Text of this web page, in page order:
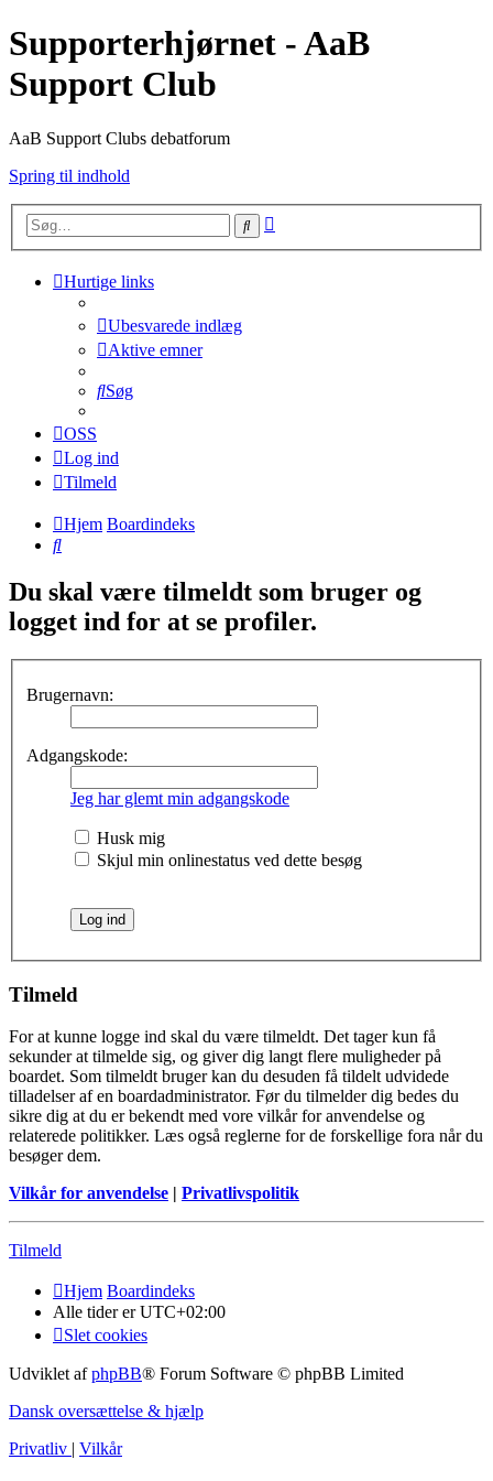
Supporterhjørnet - AaB
Support Club
AaB Support Clubs debatforum
Spring til indhold
Søg
Hurtige links
Ubesvarede indlæg
Aktive emner
Søg
OSS
Log ind
Tilmeld
Hjem Boardindeks
Søg
Du skal være tilmeldt som bruger og
logget ind for at se profiler.
Brugernavn:
Adgangskode:
Jeg har glemt min adgangskode
Husk mig
Skjul min onlinestatus ved dette besøg
Tilmeld
For at kunne logge ind skal du være tilmeldt. Det tager kun få
sekunder at tilmelde sig, og giver dig langt flere muligheder på
boardet. Som tilmeldt bruger kan du desuden få tildelt udvidede
tilladelser af en boardadministrator. Før du tilmelder dig bedes du
sikre dig at du er bekendt med vore vilkår for anvendelse og
relaterede politikker. Læs også reglerne for de forskellige fora når du
besøger dem.
Vilkår for anvendelse | Privatlivspolitik
Tilmeld
Hjem Boardindeks
Alle tider erUTC+02:00
Slet cookies
Udviklet afphpBB® Forum Software © phpBB Limited
Dansk oversættelse & hjælp
Privatliv | Vilkår